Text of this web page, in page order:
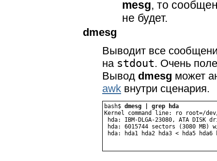
mesg, то
не будет.
dmesg
Выводит все
на stdout. Очень
Вывод dmesg может
awk внутри сценария.
bash$ dmesg | grep hda
Kernel command line: ro root=/
hda: IBM-DLGA-23080, ATA DISK
hda: 6015744 sectors (3080 MB)
hda: hda1 hda2 hda3 < hda5 hda6